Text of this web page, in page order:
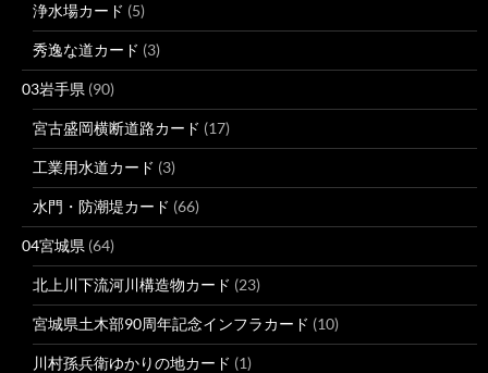
浄水場カード (5)
秀逸な道カード (3)
03岩手県 (90)
宮古盛岡横断道路カード (17)
工業用水道カード (3)
水門・防潮堤カード (66)
04宮城県 (64)
北上川下流河川構造物カード (23)
宮城県土木部90周年記念インフラカード (10)
川村孫兵衛ゆかりの地カード (1)